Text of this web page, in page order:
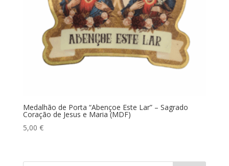
Medalhão de Porta “Abençoe Este Lar” – Sagrado
Coração de Jesus e Maria (MDF)
5,00 €